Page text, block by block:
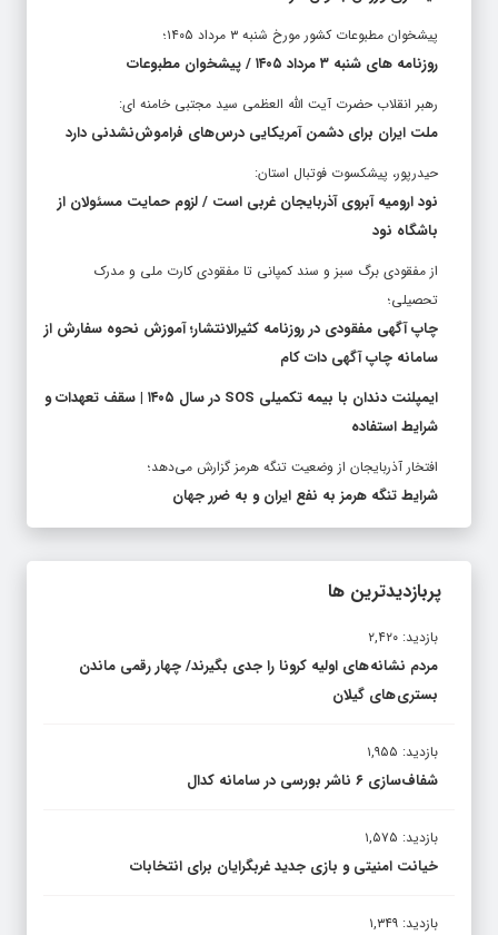
پیشخوان مطبوعات کشور مورخ شنبه ۳ مرداد ۱۴۰۵؛
روزنامه های شنبه ۳ مرداد ۱۴۰۵ / پیشخوان مطبوعات
رهبر انقلاب حضرت آیت الله العظمی سید مجتبی خامنه ای:
ملت ایران برای دشمن آمریکایی درس‌های فراموش‌نشدنی دارد
حیدرپور، پیشکسوت فوتبال استان:
نود ارومیه آبروی آذربایجان غربی است / لزوم حمایت مسئولان از
باشگاه نود
از مفقودی برگ سبز و سند کمپانی تا مفقودی کارت ملی و مدرک
تحصیلی؛
چاپ آگهی مفقودی در روزنامه کثیرالانتشار؛ آموزش نحوه سفارش از
سامانه چاپ آگهی دات کام
ایمپلنت دندان با بیمه تکمیلی SOS در سال ۱۴۰۵ | سقف تعهدات و
شرایط استفاده
افتخار آذربایجان از وضعیت تنگه هرمز گزارش می‌دهد؛
شرایط تنگه هرمز به نفع ایران و به ضرر جهان
پربازدیدترین ها
بازدید: ۲,۴۲۰
مردم نشانه های اولیه کرونا را جدی بگیرند/ چهار رقمی ماندن
بستری های گیلان
بازدید: ۱,۹۵۵
شفاف‌سازی ۶ ناشر بورسی در سامانه کدال
بازدید: ۱,۵۷۵
خیانت امنیتی و بازی جدید غربگرایان برای انتخابات
بازدید: ۱,۳۴۹